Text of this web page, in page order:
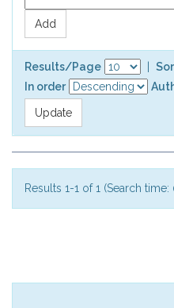
Results/Page
In order
Results 1-1 of 1 (Search time: